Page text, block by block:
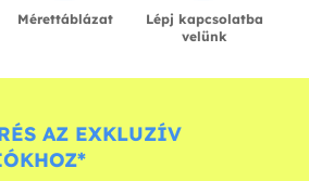
Mérettáblázat
Lépj kapcsolatba
velünk
AZ EXKLUZÍV